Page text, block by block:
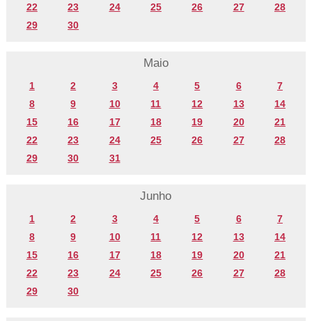
22
23 24 25 26 27
28
29
30
Maio
1 2 3 4 5 6
7
8
9 10 11 12 13
14
15
16 17 18 19 20
21
22
23 24 25 26 27
28
29
30 31
Junho
1 2 3 4 5 6
7
8
9 10 11 12 13
14
15
16 17 18 19 20
21
22
23 24 25 26 27
28
29
30